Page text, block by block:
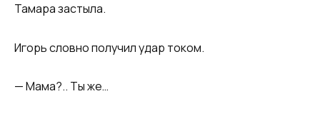
Тамара застыла.
Игорь словно получил удар током.
— Мама?.. Ты же…